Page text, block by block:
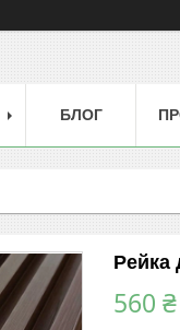
БЛОГ
Рейка
560 ₴